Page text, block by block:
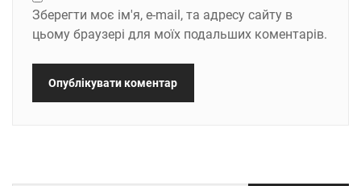
Зберегти моє ім'я, e-mail, та адресу сайту в
цьому браузері для моїх подальших коментарів.